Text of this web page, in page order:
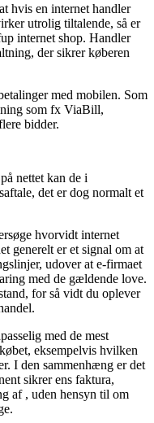
hvis en internet handler
utrolig tiltalende, så er
internet shop. Handler
der sikrer køberen
med mobilen. Som
som fx ViaBill,
bidder.
nettet kan de i
det er dog normalt et
hvorvidt internet
generelt er et signal om at
udover at e-firmaet
med de gældende love.
for så vidt du oplever
med de mest
eksempelvis hvilken
I den sammenhæng er det
sikrer ens faktura,
af , uden hensyn til om